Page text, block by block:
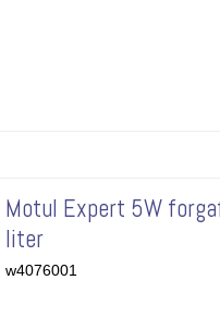
Motul Expert 5W
liter
w4076001